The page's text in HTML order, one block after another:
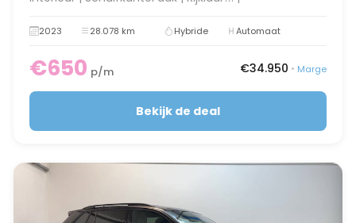
2023 28.078 km Hybride Automaat
€650 p/m €34.950 • Marge
Bekijk de deal